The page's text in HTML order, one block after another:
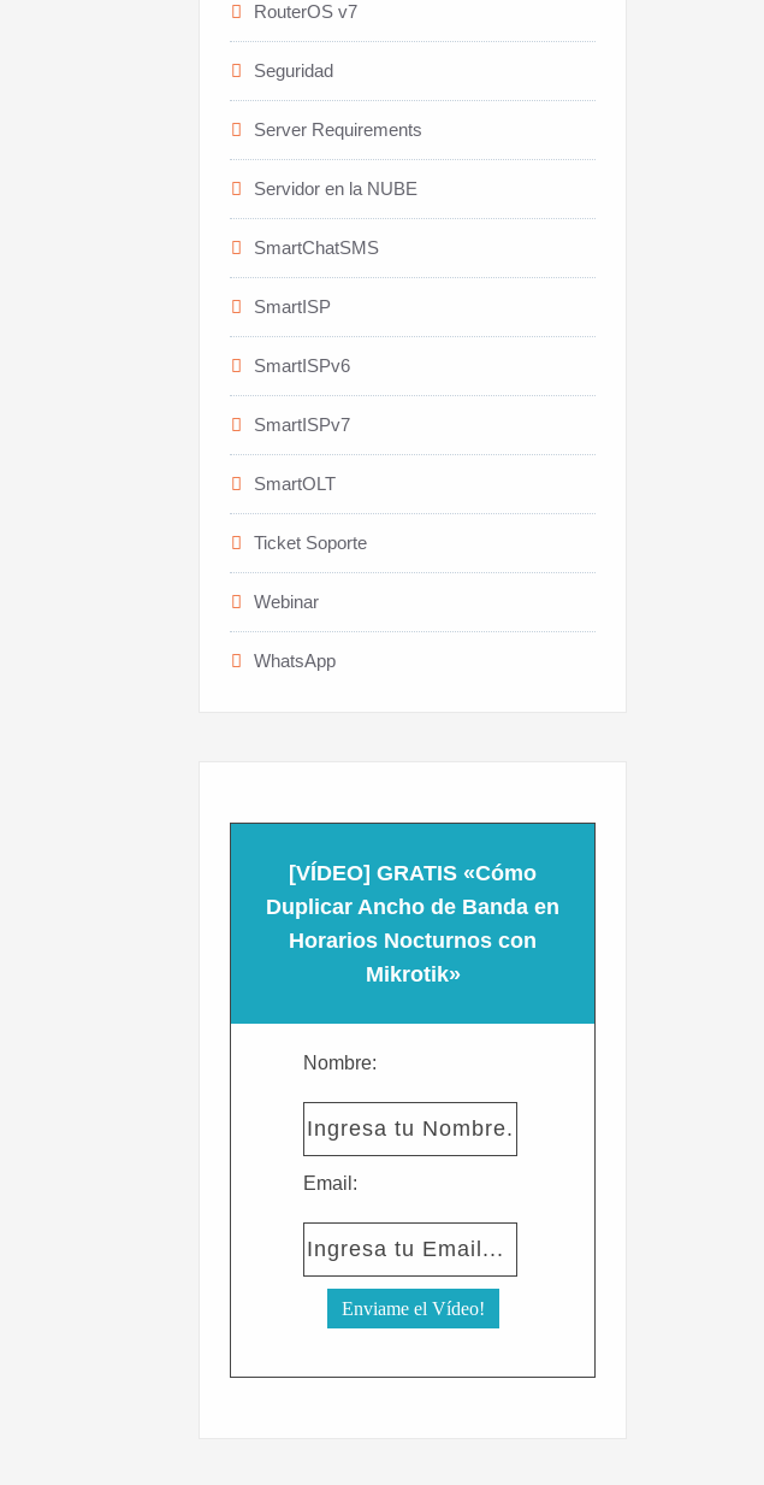
RouterOS v7
Seguridad
Server Requirements
Servidor en la NUBE
SmartChatSMS
SmartISP
SmartISPv6
SmartISPv7
SmartOLT
Ticket Soporte
Webinar
WhatsApp
[VÍDEO] GRATIS «Cómo
Duplicar Ancho de Banda en
Horarios Nocturnos con
Mikrotik»
Nombre:
Email: